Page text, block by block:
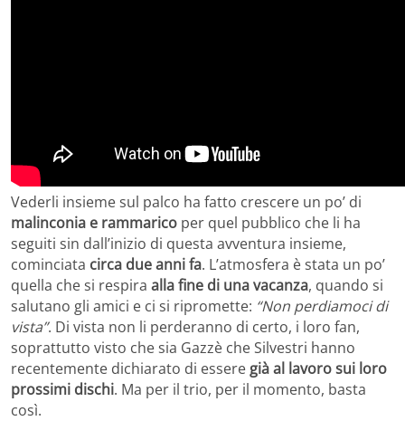
Vederli insieme sul palco ha fatto crescere un po’ di
malinconia e rammarico per quel pubblico che li ha
seguiti sin dall’inizio di questa avventura insieme,
cominciata circa due anni fa. L’atmosfera è stata un po’
quella che si respira alla fine di una vacanza, quando si
salutano gli amici e ci si ripromette: “Non perdiamoci di
vista”. Di vista non li perderanno di certo, i loro fan,
soprattutto visto che sia Gazzè che Silvestri hanno
recentemente dichiarato di essere già al lavoro sui loro
prossimi dischi. Ma per il trio, per il momento, basta
così.